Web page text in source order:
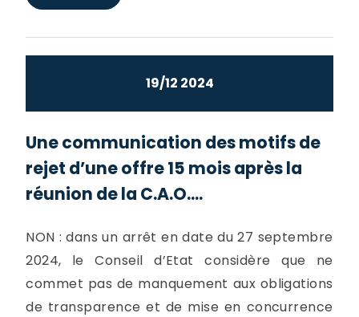
19/12 2024
Une communication des motifs de
rejet d’une offre 15 mois après la
réunion de la C.A.O....
NON : dans un arrêt en date du 27 septembre
2024, le Conseil d’Etat considère que ne
commet pas de manquement aux obligations
de transparence et de mise en concurrence